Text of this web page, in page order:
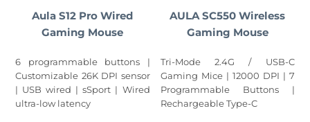
Aula S12 Pro Wired
Gaming Mouse
6 programmable buttons |
Customizable 26K DPI sensor
| USB wired | sSport | Wired
ultra-low latency
AULA SC550 Wireless
Gaming Mouse
Tri-Mode 2.4G / USB-C
Gaming Mice | 12000 DPI | 7
Programmable Buttons |
Rechargeable Type-C